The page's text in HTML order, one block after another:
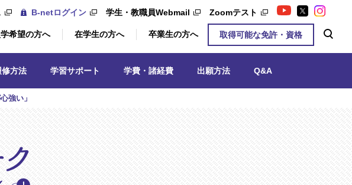
学希望の方へ 在学生の方へ 卒業生の方へ 取得可能な免許・資格
B-netログイン 学生・教職員Webmail Zoomテスト
修方法 学習サポート 学費・諸経費 出願方法 Q&A
強い」